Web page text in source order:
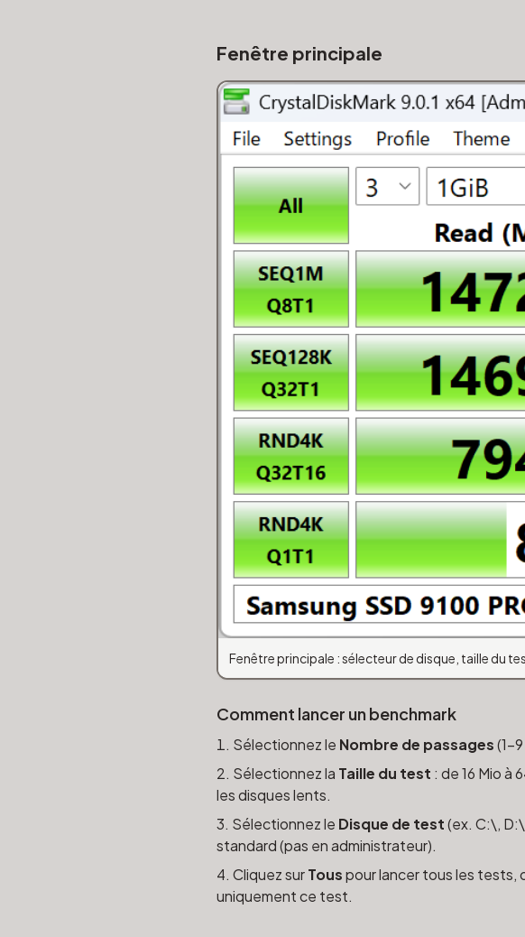
Fenêtre principale
Fenêtre principale : sélecteur de disque, taille du
Comment lancer un benchmark
Sélectionnez le Nombre de passages
Sélectionnez la Taille du test : de 16 Mio à
les disques lents.
Sélectionnez le Disque de test(ex. C:\,
standard (pas en administrateur).
Cliquez surTouspour lancer tous les tests,
uniquement ce test.